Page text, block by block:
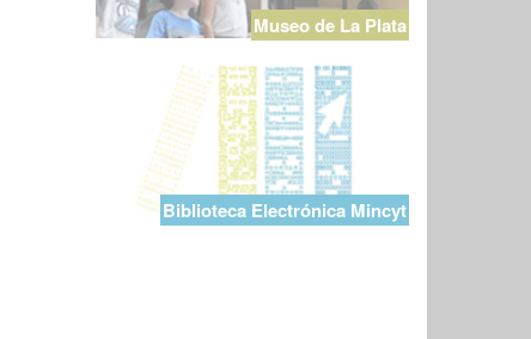
Museo de La Plata
Biblioteca Electrónica Mincyt